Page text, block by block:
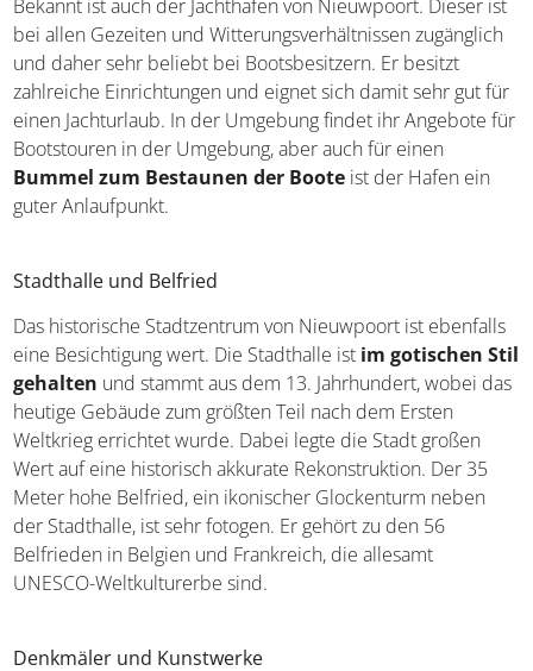
Bekannt ist auch der Jachthafen von Nieuwpoort. Dieser
ist bei allen Gezeiten und Witterungsverhältnissen
zugänglich und daher sehr beliebt bei Bootsbesitzern. Er
besitzt zahlreiche Einrichtungen und eignet sich damit
sehr gut für einen Jachturlaub. In der Umgebung findet ihr
Angebote für Bootstouren in der Umgebung, aber auch
für einen Bummel zum Bestaunen der Booteist der
Hafen ein guter Anlaufpunkt.
Stadthalle und Belfried
Das historische Stadtzentrum von Nieuwpoort ist
ebenfalls eine Besichtigung wert. Die Stadthalle istim
gotischen Stil gehaltenund stammt aus dem 13.
Jahrhundert, wobei das heutige Gebäude zum größten
Teil nach dem Ersten Weltkrieg errichtet wurde. Dabei
legte die Stadt großen Wert auf eine historisch akkurate
Rekonstruktion. Der 35 Meter hohe Belfried, ein
ikonischer Glockenturm neben der Stadthalle, ist sehr
fotogen. Er gehört zu den 56 Belfrieden in Belgien und
Frankreich, die allesamt UNESCO-Weltkulturerbe sind.